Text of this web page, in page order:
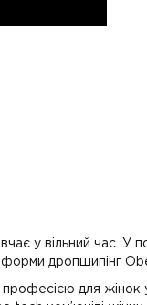
у вільний час. У
дропшипінг
для жінок у